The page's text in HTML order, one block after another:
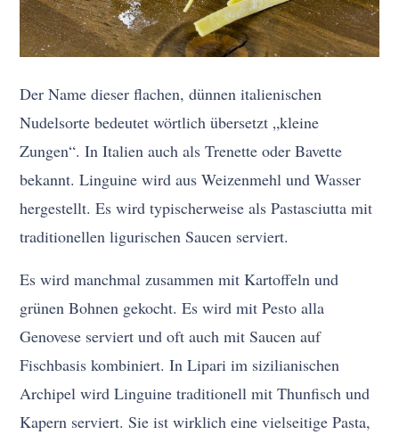
Der Name dieser flachen, dünnen italienischen
Nudelsorte bedeutet wörtlich übersetzt „kleine
Zungen“. In Italien auch als Trenette oder Bavette
bekannt. Linguine wird aus Weizenmehl und Wasser
hergestellt. Es wird typischerweise als Pastasciutta mit
traditionellen ligurischen Saucen serviert.
Es wird manchmal zusammen mit Kartoffeln und
grünen Bohnen gekocht. Es wird mit Pesto alla
Genovese serviert und oft auch mit Saucen auf
Fischbasis kombiniert. In Lipari im sizilianischen
Archipel wird Linguine traditionell mit Thunfisch und
Kapern serviert. Sie ist wirklich eine vielseitige Pasta,